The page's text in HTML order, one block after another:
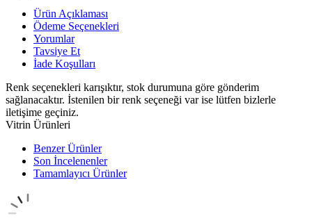
Ürün Açıklaması
Ödeme Seçenekleri
Yorumlar
Tavsiye Et
İade Koşulları
Renk seçenekleri karışıktır, stok durumuna göre gönderim
sağlanacaktır. İstenilen bir renk seçeneği var ise lütfen bizlerle
iletişime geçiniz.
Vitrin Ürünleri
Benzer Ürünler
Son İncelenenler
Tamamlayıcı Ürünler